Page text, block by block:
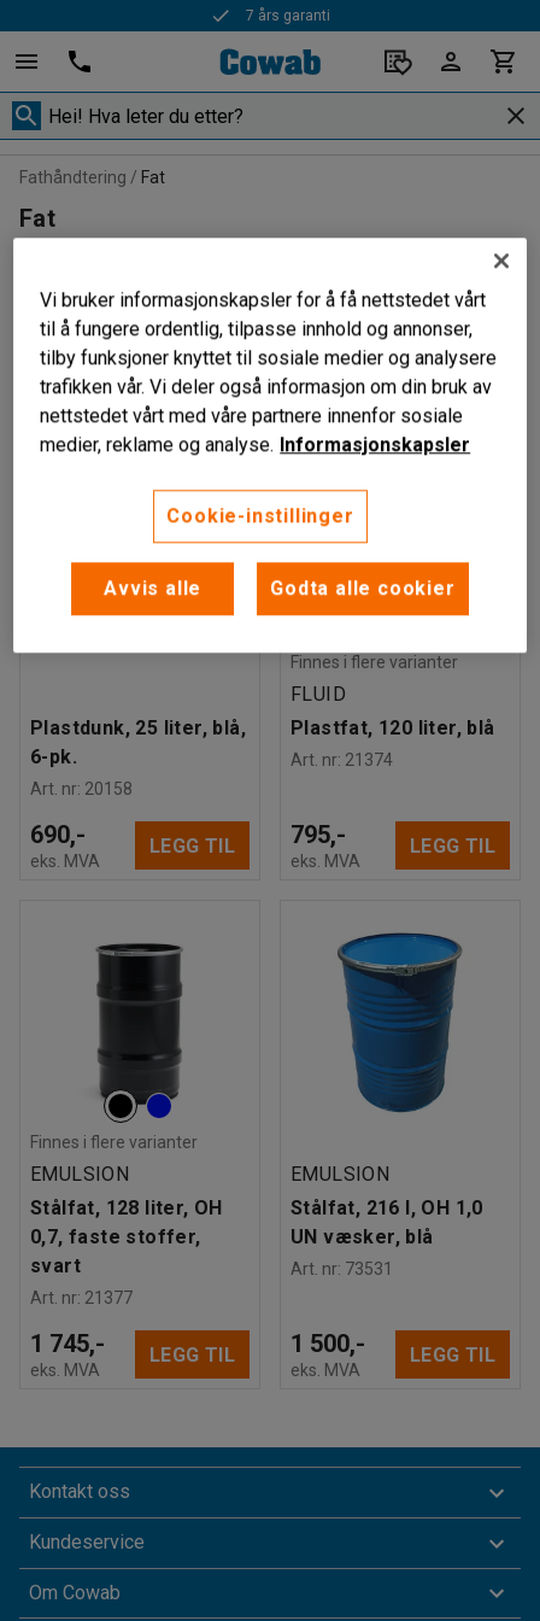
7 års garanti
Fathåndtering Fat
Fat
Filtrer Sorter
4 produkter
Plastdunk, 25 liter, blå,
6-pk.
Art. nr: 20158
690,-
eks. MVA
LEGG TIL
Finnes i flere varianter
FLUID
Plastfat, 120 liter, blå
Art. nr: 21374
795,-
eks. MVA
LEGG TIL
Finnes i flere varianter
EMULSION
Stålfat, 128 liter, OH
0,7, faste stoffer,
svart
Art. nr: 21377
1 745,-
eks. MVA
LEGG TIL
EMULSION
Stålfat, 216 l, OH 1,0
UN væsker, blå
Art. nr: 73531
1 500,-
eks. MVA
LEGG TIL
Kontakt oss
Kundeservice
Om Cowab
Vi bruker informasjonskapsler for å få nettstedet vårt
til å fungere ordentlig, tilpasse innhold og annonser,
tilby funksjoner knyttet til sosiale medier og analysere
trafikken vår. Vi deler også informasjon om din bruk av
nettstedet vårt med våre partnere innenfor sosiale
medier, reklame og analyse. Informasjonskapsler
Cookie-instillinger
Avvis alle Godta alle cookier